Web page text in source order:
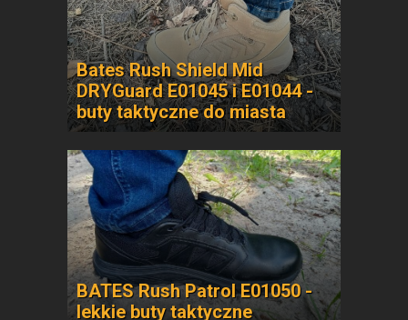
Bates Rush Shield Mid
DRYGuard E01045 i E01044 -
buty taktyczne do miasta
BATES Rush Patrol E01050 -
lekkie buty taktyczne